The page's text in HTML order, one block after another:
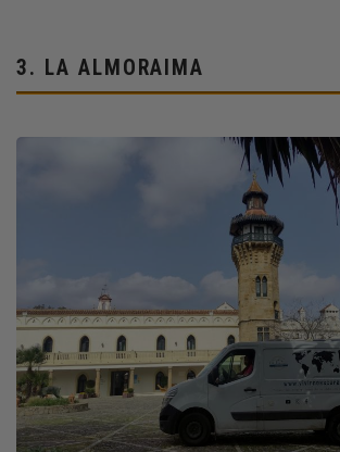
3. LA ALMORAIMA